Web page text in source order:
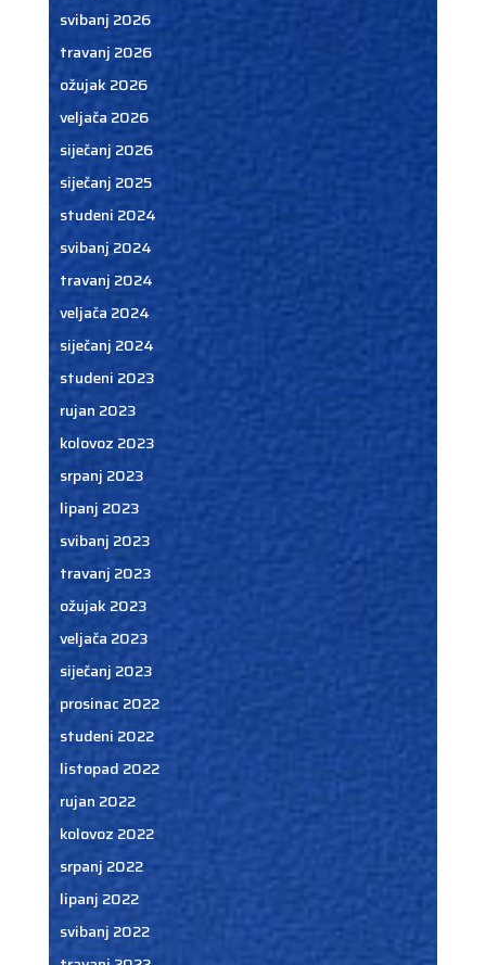
svibanj 2026
travanj 2026
ožujak 2026
veljača 2026
siječanj 2026
siječanj 2025
studeni 2024
svibanj 2024
travanj 2024
veljača 2024
siječanj 2024
studeni 2023
rujan 2023
kolovoz 2023
srpanj 2023
lipanj 2023
svibanj 2023
travanj 2023
ožujak 2023
veljača 2023
siječanj 2023
prosinac 2022
studeni 2022
listopad 2022
rujan 2022
kolovoz 2022
srpanj 2022
lipanj 2022
svibanj 2022